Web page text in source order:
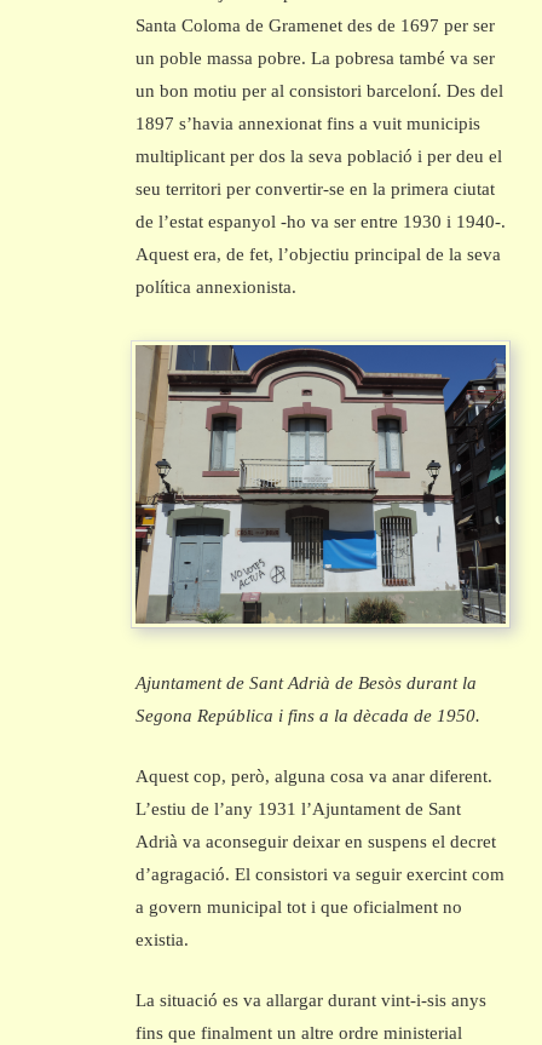
Santa Coloma de Gramenet des de 1697 per ser
un poble massa pobre. La pobresa també va ser
un bon motiu per al consistori barceloní. Des del
1897 s’havia annexionat fins a vuit municipis
multiplicant per dos la seva població i per deu el
seu territori per convertir-se en la primera ciutat
de l’estat espanyol -ho va ser entre 1930 i 1940-.
Aquest era, de fet, l’objectiu principal de la seva
política annexionista.
Ajuntament de Sant Adrià de Besòs durant la
Segona República i fins a la dècada de 1950.
Aquest cop, però, alguna cosa va anar diferent.
L’estiu de l’any 1931 l’Ajuntament de Sant
Adrià va aconseguir deixar en suspens el decret
d’agragació. El consistori va seguir exercint com
a govern municipal tot i que oficialment no
existia.
La situació es va allargar durant vint-i-sis anys
fins que finalment un altre ordre ministerial